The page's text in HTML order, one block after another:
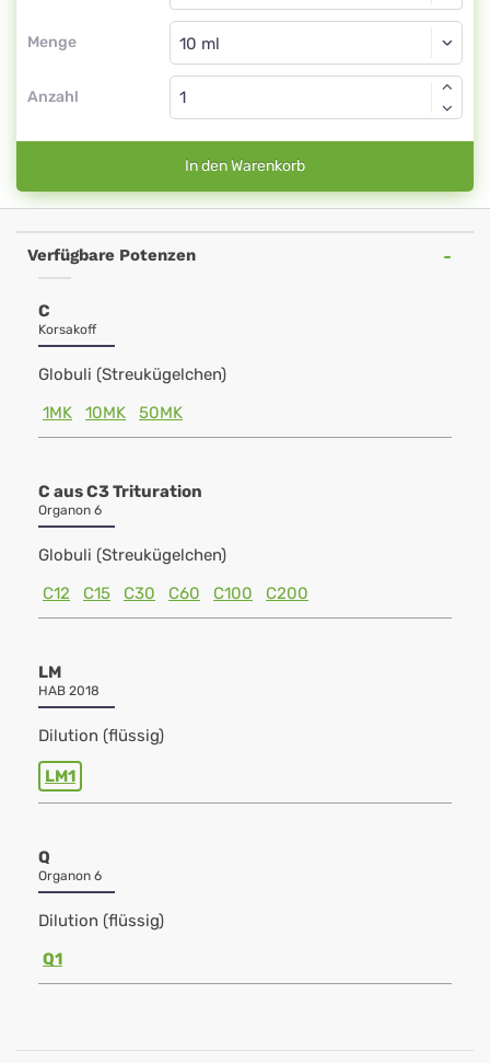
Menge
Dilution
Anzahl
In den Warenkorb
Verfügbare Potenzen
C
Korsakoff
Globuli (Streukügelchen)
1MK
10MK 50MK
C aus C3 Trituration
Organon 6
Globuli (Streukügelchen)
C12
C15 C30 C60 C100 C200
LM
HAB 2018
Dilution (flüssig)
LM1
Q
Organon 6
Dilution (flüssig)
Q1